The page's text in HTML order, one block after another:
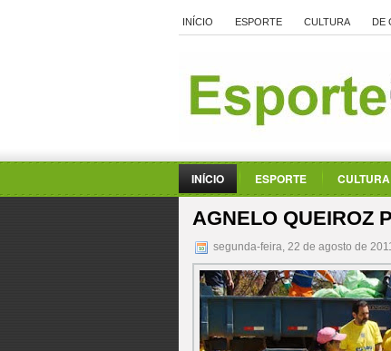
INÍCIO ESPORTE CULTURA DE
INÍCIO ESPORTE CULTURA
AGNELO QUEIROZ
segunda-feira, 22 de agosto de